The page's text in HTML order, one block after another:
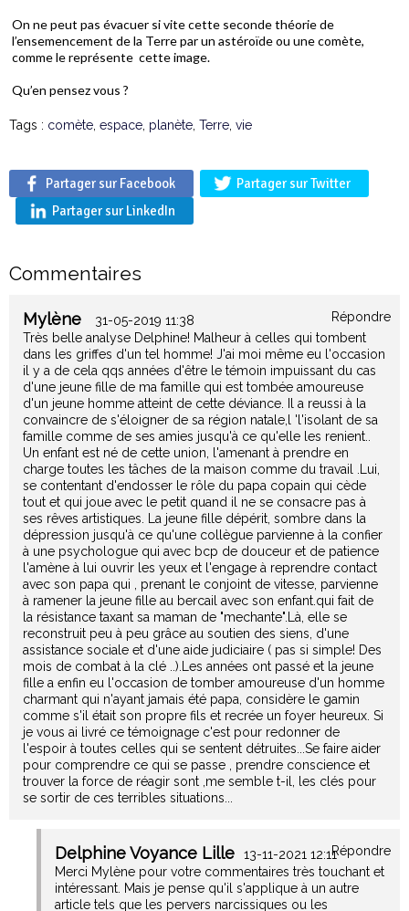
On ne peut pas évacuer si vite cette seconde théorie de
l’ensemencement de la Terre par un astéroïde ou une comète,
comme le représente cette image.
Qu’en pensez vous ?
Tags : comète espace planète Terre vie
Partager sur Facebook
Partager sur Twitter
Partager sur LinkedIn
Commentaires
Mylène 31-05-2019 11:38
Répondre
Très belle analyse Delphine! Malheur à celles qui tombent
dans les griffes d'un tel homme! J'ai moi même eu l'occasion
il y a de cela qqs années d'être le témoin impuissant du cas
d'une jeune fille de ma famille qui est tombée amoureuse
d'un jeune homme atteint de cette déviance. Il a reussi à la
convaincre de s'éloigner de sa région natale,l 'l'isolant de sa
famille comme de ses amies jusqu'à ce qu'elle les renient..
Un enfant est né de cette union, l'amenant à prendre en
charge toutes les tâches de la maison comme du travail .Lui,
se contentant d'endosser le rôle du papa copain qui cède
tout et qui joue avec le petit quand il ne se consacre pas à
ses rêves artistiques. La jeune fille dépérit, sombre dans la
dépression jusqu'à ce qu'une collègue parvienne à la confier
à une psychologue qui avec bcp de douceur et de patience
l'amène à lui ouvrir les yeux et l'engage à reprendre contact
avec son papa qui , prenant le conjoint de vitesse, parvienne
à ramener la jeune fille au bercail avec son enfant.qui fait de
la résistance taxant sa maman de "mechante".Là, elle se
reconstruit peu à peu grâce au soutien des siens, d'une
assistance sociale et d'une aide judiciaire ( pas si simple! Des
mois de combat à la clé ..).Les années ont passé et la jeune
fille a enfin eu l'occasion de tomber amoureuse d'un homme
charmant qui n'ayant jamais été papa, considère le gamin
comme s'il était son propre fils et recrée un foyer heureux. Si
je vous ai livré ce témoignage c'est pour redonner de
l'espoir à toutes celles qui se sentent détruites...Se faire aider
pour comprendre ce qui se passe , prendre conscience et
trouver la force de réagir sont ,me semble t-il, les clés pour
se sortir de ces terribles situations...
Delphine Voyance Lille 13-11-2021 12:11Répondre
Merci Mylène pour votre commentaires très touchant et
intéressant. Mais je pense qu'il s'applique à un autre
article tels que les pervers narcissiques ou les